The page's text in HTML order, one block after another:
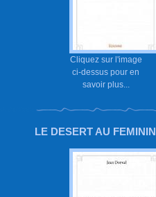
Cliquez sur l'image
ci-dessus pour en
savoir plus...
LE DESERT AU FEMININ